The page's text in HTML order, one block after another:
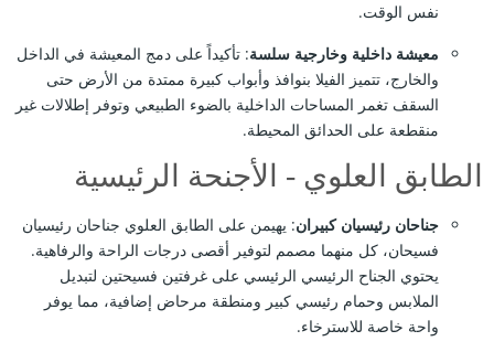
نفس الوقت.
معيشة داخلية وخارجية سلسة: تأكيداً على دمج المعيشة في الداخل
والخارج، تتميز الفيلا بنوافذ وأبواب كبيرة ممتدة من الأرض حتى
السقف تغمر المساحات الداخلية بالضوء الطبيعي وتوفر إطلالات غير
منقطعة على الحدائق المحيطة.
الطابق العلوي - الأجنحة الرئيسية
جناحان رئيسيان كبيران: يهيمن على الطابق العلوي جناحان رئيسيان
فسيحان، كل منهما مصمم لتوفير أقصى درجات الراحة والرفاهية.
يحتوي الجناح الرئيسي الرئيسي على غرفتين فسيحتين لتبديل
الملابس وحمام رئيسي كبير ومنطقة مرحاض إضافية، مما يوفر
واحة خاصة للاسترخاء.